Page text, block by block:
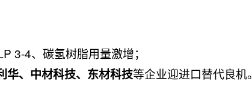
3-4、碳氢树脂用量激增；
华、中材科技、东材科技等企业迎进口替代良机。